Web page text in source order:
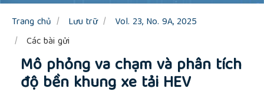
Sidebar
Trang chủ Lưu trữ
Vol. 23, No. 9A, 2025
Các bài gửi
Mô phỏng va chạm và phân tích
độ bền khung xe tải HEV